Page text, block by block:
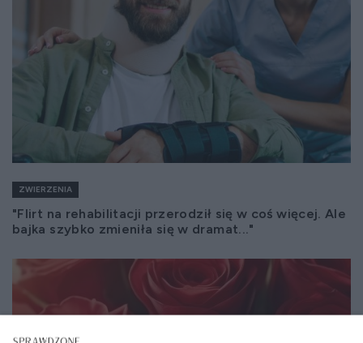
ZWIERZENIA
"Flirt na rehabilitacji przerodził się w coś więcej. Ale
bajka szybko zmieniła się w dramat..."